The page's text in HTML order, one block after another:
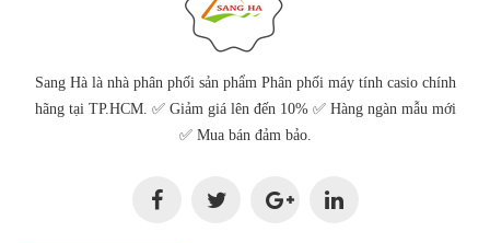
Sang Hà là nhà phân phối sản phẩm Phân phối máy tính casio chính
hãng tại TP.HCM. ✅ Giảm giá lên đến 10% ✅ Hàng ngàn mẫu mới
✅ Mua bán đảm bảo.